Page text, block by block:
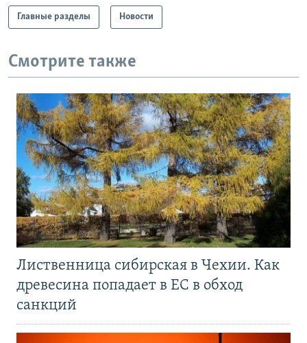
Главные разделы Новости
Смотрите также
Лиственница сибирская в Чехии. Как
древесина попадает в ЕС в обход
санкций